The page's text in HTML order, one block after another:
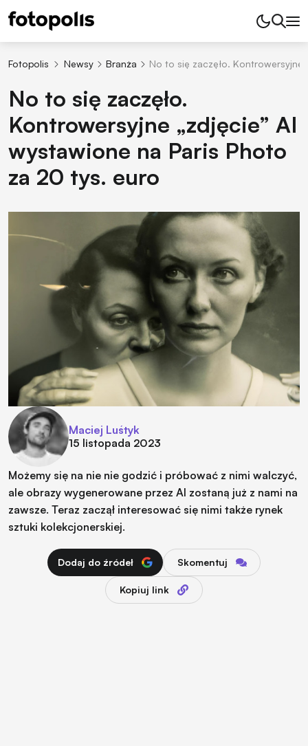
Fotopolis Newsy Branża No to się zaczęło.
No to się zaczęło.
Kontrowersyjne „zdjęcie” AI
wystawione na Paris Photo
za 20 tys. euro
Maciej Luśtyk
15 listopada 2023
Możemy się na nie nie godzić i próbować z nimi walczyć,
ale obrazy wygenerowane przez AI zostaną już z nami na
zawsze. Teraz zaczął interesować się nimi także rynek
sztuki kolekcjonerskiej.
Dodaj do źródeł Skomentuj
Kopiuj link